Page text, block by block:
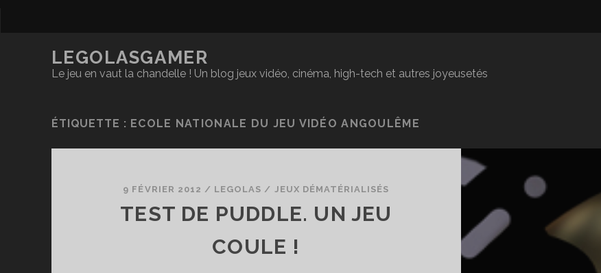
LEGOLASGAMER
Le jeu en vaut la chandelle ! Un blog jeux vidéo, cinéma, high-tech et autres joyeusetés
ÉTIQUETTE : ECOLE NATIONALE DU JEU VIDÉO ANGOULÊME
9 FÉVRIER 2012 / LEGOLAS / JEUX DÉMATÉRIALISÉS
TEST DE PUDDLE. UN JEU
COULE !